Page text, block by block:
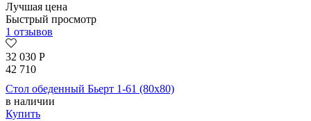
Лучшая цена
Быстрый просмотр
1 отзывов
32 030 Р
42 710
Стол обеденный Бьерт 1-61 (80х80)
в наличии
Купить